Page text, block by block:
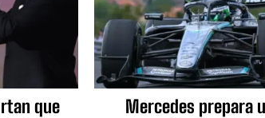
que
Mercedes prepara